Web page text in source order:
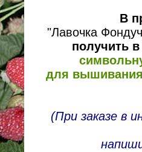
В
"Лавочка
получить
для
(При заказе в